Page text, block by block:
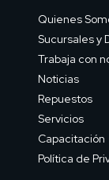
Quienes
Sucursales y
Trabaja con
Noticias
Repuestos
Servicios
Capacitación
Política de